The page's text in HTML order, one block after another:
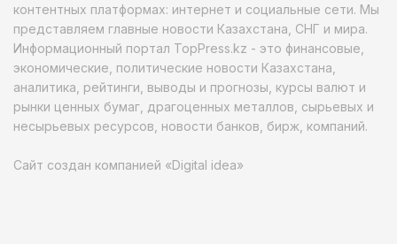
контентных платформах: интернет и социальные сети. Мы
представляем главные новости Казахстана, СНГ и мира.
Информационный портал TopPress.kz - это финансовые,
экономические, политические новости Казахстана,
аналитика, рейтинги, выводы и прогнозы, курсы валют и
рынки ценных бумаг, драгоценных металлов, сырьевых и
несырьевых ресурсов, новости банков, бирж, компаний.
Сайт создан компанией «Digital idea»